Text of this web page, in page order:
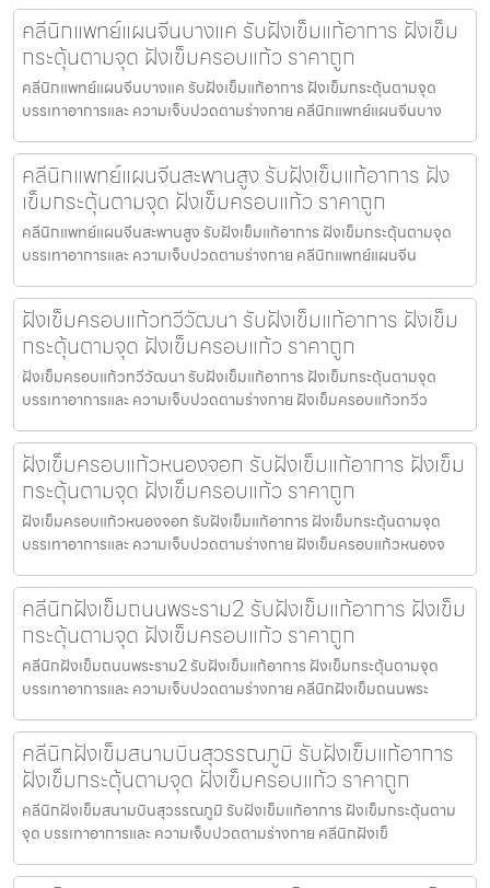
คลีนิกแพทย์แผนจีนบางแค รับฝังเข็มแก้อาการ ฝังเข็ม
กระตุ้นตามจุด ฝังเข็มครอบแก้ว ราคาถูก
คลีนิกแพทย์แผนจีนบางแค รับฝังเข็มแก้อาการ ฝังเข็มกระตุ้นตามจุด
บรรเทาอาการและ ความเจ็บปวดตามร่างกาย คลีนิกแพทย์แผนจีนบาง
คลีนิกแพทย์แผนจีนสะพานสูง รับฝังเข็มแก้อาการ ฝัง
เข็มกระตุ้นตามจุด ฝังเข็มครอบแก้ว ราคาถูก
คลีนิกแพทย์แผนจีนสะพานสูง รับฝังเข็มแก้อาการ ฝังเข็มกระตุ้นตามจุด
บรรเทาอาการและ ความเจ็บปวดตามร่างกาย คลีนิกแพทย์แผนจีน
ฝังเข็มครอบแก้วทวีวัฒนา รับฝังเข็มแก้อาการ ฝังเข็ม
กระตุ้นตามจุด ฝังเข็มครอบแก้ว ราคาถูก
ฝังเข็มครอบแก้วทวีวัฒนา รับฝังเข็มแก้อาการ ฝังเข็มกระตุ้นตามจุด
บรรเทาอาการและ ความเจ็บปวดตามร่างกาย ฝังเข็มครอบแก้วทวีว
ฝังเข็มครอบแก้วหนองจอก รับฝังเข็มแก้อาการ ฝังเข็ม
กระตุ้นตามจุด ฝังเข็มครอบแก้ว ราคาถูก
ฝังเข็มครอบแก้วหนองจอก รับฝังเข็มแก้อาการ ฝังเข็มกระตุ้นตามจุด
บรรเทาอาการและ ความเจ็บปวดตามร่างกาย ฝังเข็มครอบแก้วหนองจ
คลีนิกฝังเข็มถนนพระราม2 รับฝังเข็มแก้อาการ ฝังเข็ม
กระตุ้นตามจุด ฝังเข็มครอบแก้ว ราคาถูก
คลีนิกฝังเข็มถนนพระราม2 รับฝังเข็มแก้อาการ ฝังเข็มกระตุ้นตามจุด
บรรเทาอาการและ ความเจ็บปวดตามร่างกาย คลีนิกฝังเข็มถนนพระ
คลีนิกฝังเข็มสนามบินสุวรรณภูมิ รับฝังเข็มแก้อาการ
ฝังเข็มกระตุ้นตามจุด ฝังเข็มครอบแก้ว ราคาถูก
คลีนิกฝังเข็มสนามบินสุวรรณภูมิ รับฝังเข็มแก้อาการ ฝังเข็มกระตุ้นตาม
จุด บรรเทาอาการและ ความเจ็บปวดตามร่างกาย คลีนิกฝังเข็